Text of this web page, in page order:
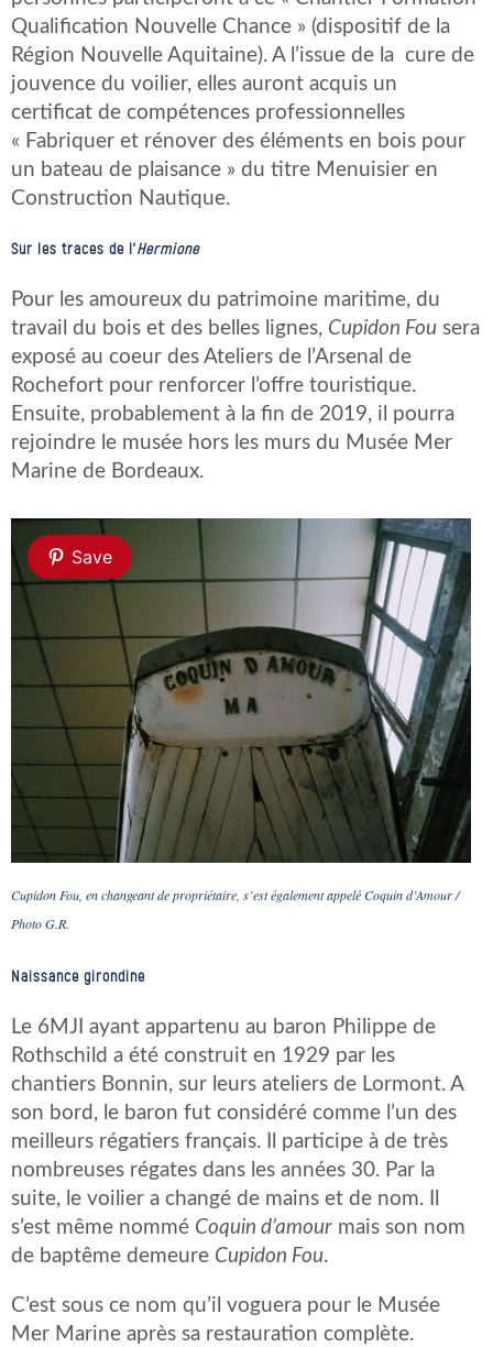
Qualification Nouvelle Chance » (dispositif de la
Région Nouvelle Aquitaine). A l’issue de la cure de
jouvence du voilier, elles auront acquis un
certificat de compétences professionnelles
« Fabriquer et rénover des éléments en bois pour
un bateau de plaisance » du titre Menuisier en
Construction Nautique.
Sur les traces de l’Hermione
Pour les amoureux du patrimoine maritime, du
travail du bois et des belles lignes, Cupidon Fou sera
exposé au coeur des Ateliers de l’Arsenal de
Rochefort pour renforcer l’offre touristique.
Ensuite, probablement à la fin de 2019, il pourra
rejoindre le musée hors les murs du Musée Mer
Marine de Bordeaux.
Save
Cupidon Fou, en changeant de propriétaire, s’est également appelé Coquin d’Amour /
Photo G.R.
Naissance girondine
Le 6MJI ayant appartenu au baron Philippe de
Rothschild a été construit en 1929 par les
chantiers Bonnin, sur leurs ateliers de Lormont. A
son bord, le baron fut considéré comme l’un des
meilleurs régatiers français. Il participe à de très
nombreuses régates dans les années 30. Par la
suite, le voilier a changé de mains et de nom. Il
s’est même nommé Coquin d’amour mais son nom
de baptême demeure Cupidon Fou.
C’est sous ce nom qu’il voguera pour le Musée
Mer Marine après sa restauration complète.